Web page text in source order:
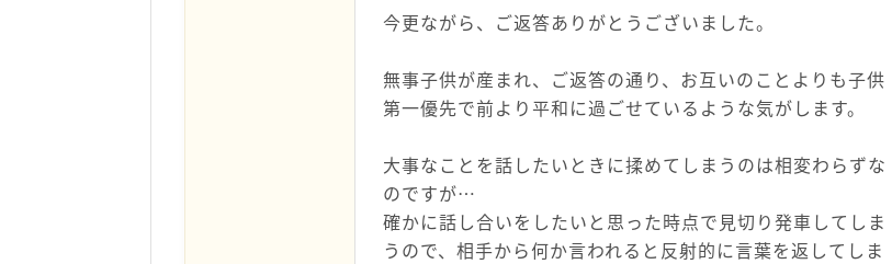
今更ながら、ご返答ありがとうございました。
無事子供が産まれ、ご返答の通り、お互いのことよりも子供
第一優先で前より平和に過ごせているような気がします。
大事なことを話したいときに揉めてしまうのは相変わらずな
のですが…
確かに話し合いをしたいと思った時点で見切り発車してしま
うので、相手から何か言われると反射的に言葉を返してしま